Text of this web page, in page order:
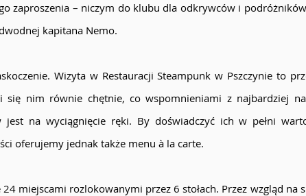
zaproszenia – niczym do klubu dla odkrywców i
kapitana Nemo.
Wizyta w Restauracji Steampunk w Pszczynie to
nim równie chętnie, co wspomnieniami z najbardziej
na wyciągnięcie ręki. By doświadczyć ich w pełni
oferujemy jednak także menu à la carte.
miejscami rozlokowanymi przez 6 stołach. Przez wzgląd na